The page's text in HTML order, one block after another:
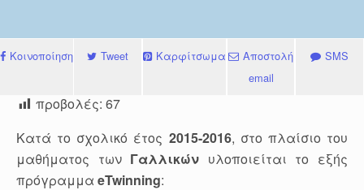
Κοινοποίηση Tweet Καρφίτσωμα
Αποστολή
email
SMS
προβολές: 67
Κατά το σχολικό έτος 2015-2016, στo πλαίσιo του
μαθήματος των Γαλλικών υλοποιείται το εξής
πρόγραμμα eTwinning: